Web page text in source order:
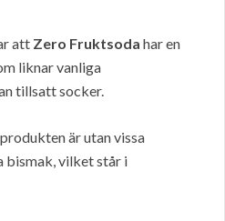
att Zero Fruktsoda har en
liknar vanliga
tillsatt socker.
är utan vissa
bismak, vilket står i